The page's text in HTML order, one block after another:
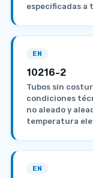
especificadas a
EN
10216-2
Tubos sin
condiciones
no aleado y
temperatura
EN